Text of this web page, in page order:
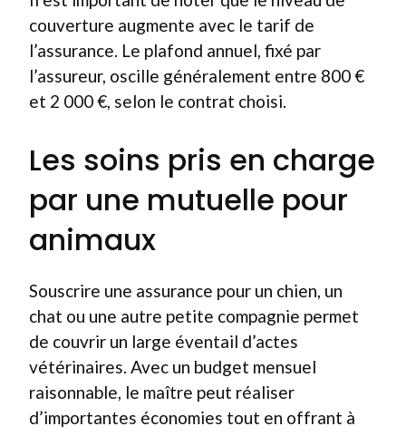
couverture augmente avec le tarif de
l’assurance. Le plafond annuel, fixé par
l’assureur, oscille généralement entre 800 €
et 2 000 €, selon le contrat choisi.
Les soins pris en charge
par une mutuelle pour
animaux
Souscrire une assurance pour un chien, un
chat ou une autre petite compagnie permet
de couvrir un large éventail d’actes
vétérinaires. Avec un budget mensuel
raisonnable, le maître peut réaliser
d’importantes économies tout en offrant à